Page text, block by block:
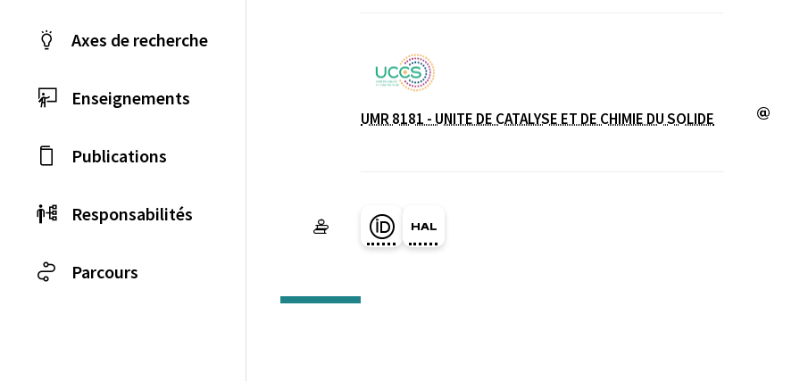
Laboratoire / équipeUMR 8181 - UNITE DE CATALYSE ET DE CHIMIE DU SOLIDE
Page Orcid du membre (Ouverture dans une nouvelle
HAL rudina-bleta (Ouverture dans une nouvelle
Axes de recherche
Enseignements
Publications
Responsabilités
Parcours